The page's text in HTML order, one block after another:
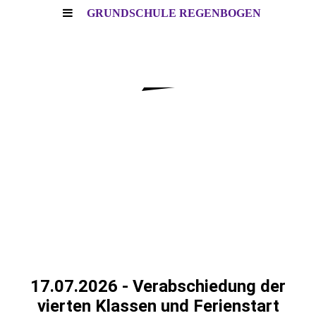
GRUNDSCHULE REGENBOGEN
17.07.2026 - Verabschiedung der
vierten Klassen und Ferienstart